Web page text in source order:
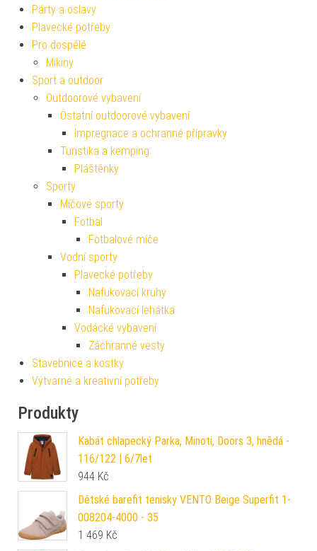
Párty a oslavy
Plavecké potřeby
Pro dospělé
Mikiny
Sport a outdoor
Outdoorové vybavení
Ostatní outdoorové vybavení
Impregnace a ochranné přípravky
Turistika a kemping
Pláštěnky
Sporty
Míčové sporty
Fotbal
Fotbalové míče
Vodní sporty
Plavecké potřeby
Nafukovací kruhy
Nafukovací lehátka
Vodácké vybavení
Záchranné vesty
Stavebnice a kostky
Výtvarné a kreativní potřeby
Produkty
Kabát chlapecký Parka, Minoti, Doors 3, hnědá -
116/122 | 6/7let
944 Kč
Dětské barefit tenisky VENTO Beige Superfit 1-
008204-4000 - 35
1 469 Kč